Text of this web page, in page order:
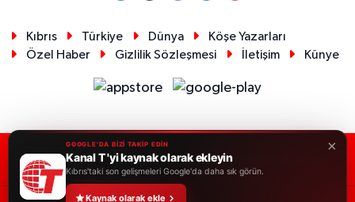
Kıbrıs Türkiye Dünya
Köşe Yazarları
Özel Haber
Gizlilik Sözleşmesi İletişim Künye
RSS Copyright © 2026. Her hakkı saklıdır.
×
GOOGLE'DA BİZİ TAKİP EDİN
Kanal T 'yi kaynak olarak ekleyin
Kıbrıs'taki son gelişmeleri Google'da daha sık görün.
Kaynak olarak ekle